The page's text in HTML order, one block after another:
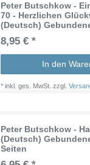
Peter Butschkow -
70 - Herzlichen
(Deutsch)
Seiten
8,95 € *
In den
*inkl. ges. MwSt. zzgl.
Peter Butschkow -
(Deutsch)
Seiten